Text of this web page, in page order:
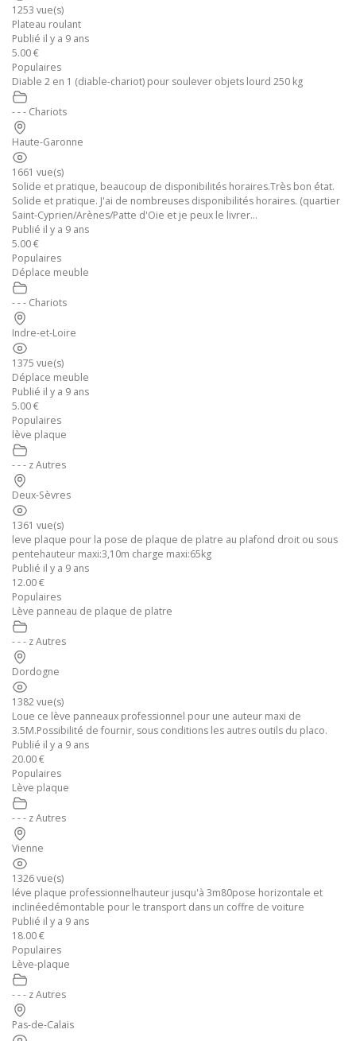
1253 vue(s)
Plateau roulant
Publié il y a 9 ans
5.00 €
Populaires
Diable 2 en 1 (diable-chariot) pour soulever objets lourd 250 kg
- - - Chariots
Haute-Garonne
1661 vue(s)
Solide et pratique, beaucoup de disponibilités horaires.Très bon état.
Solide et pratique. J'ai de nombreuses disponibilités horaires. (quartier
Saint-Cyprien/Arènes/Patte d'Oie et je peux le livrer...
Publié il y a 9 ans
5.00 €
Populaires
Déplace meuble
- - - Chariots
Indre-et-Loire
1375 vue(s)
Déplace meuble
Publié il y a 9 ans
5.00 €
Populaires
lève plaque
- - - z Autres
Deux-Sèvres
1361 vue(s)
leve plaque pour la pose de plaque de platre au plafond droit ou sous
pentehauteur maxi:3,10m charge maxi:65kg
Publié il y a 9 ans
12.00 €
Populaires
Lève panneau de plaque de platre
- - - z Autres
Dordogne
1382 vue(s)
Loue ce lève panneaux professionnel pour une auteur maxi de
3.5M.Possibilité de fournir, sous conditions les autres outils du placo.
Publié il y a 9 ans
20.00 €
Populaires
Lève plaque
- - - z Autres
Vienne
1326 vue(s)
léve plaque professionnelhauteur jusqu'à 3m80pose horizontale et
inclinéedémontable pour le transport dans un coffre de voiture
Publié il y a 9 ans
18.00 €
Populaires
Lève-plaque
- - - z Autres
Pas-de-Calais